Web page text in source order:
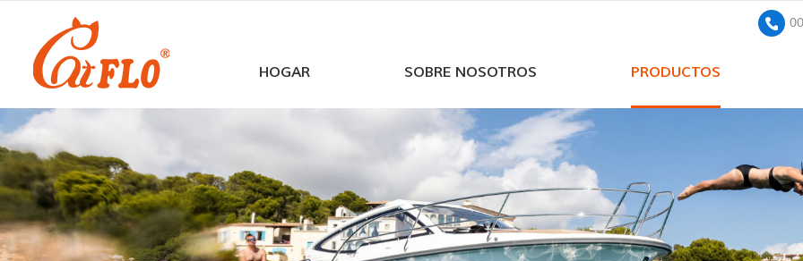
HOGAR SOBRE NOSOTROS PRODUCTOS